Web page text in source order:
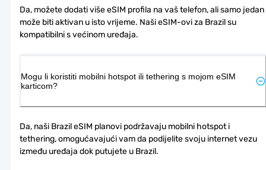
Da, možete dodati više eSIM profila na vaš telefon, ali samo jedan
može biti aktivan u isto vrijeme. Naši eSIM-ovi za Brazil su
kompatibilni s većinom uređaja.
Mogu li koristiti mobilni hotspot ili tethering s mojom eSIM
karticom?
Da, naši Brazil eSIM planovi podržavaju mobilni hotspot i
tethering, omogućavajući vam da podijelite svoju internet vezu
između uređaja dok putujete u Brazil.